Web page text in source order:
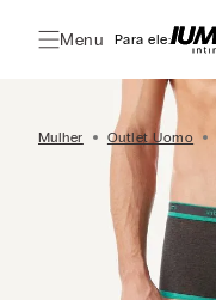
Menu Para ele:
Mulher Outlet Uomo